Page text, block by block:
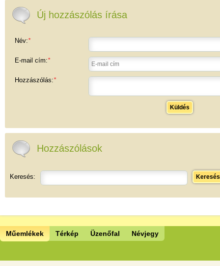
Új hozzászólás írása
Név:*
E-mail cím:*
Hozzászólás:*
Küldés
Hozzászólások
Keresés: Keresés
Műemlékek Térkép Üzenőfal Névjegy